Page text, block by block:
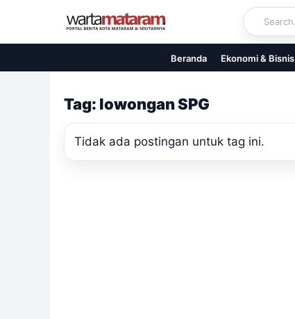
content
Beranda Ekonomi & Bisnis
Tag: lowongan SPG
Tidak ada postingan untuk tag ini.